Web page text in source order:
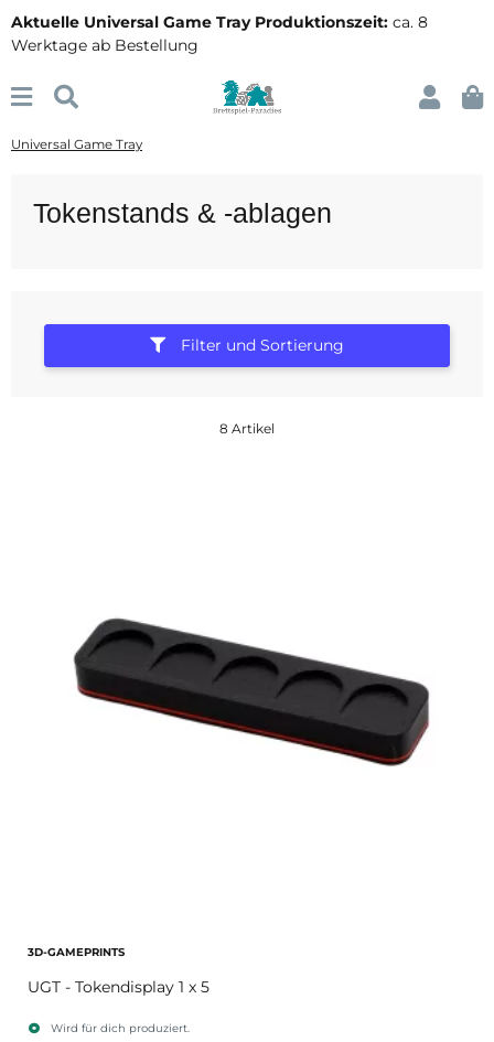
Aktuelle Universal Game Tray Produktionszeit: ca. 8
Werktage ab Bestellung
Universal Game Tray
Tokenstands & -ablagen
Filter und Sortierung
8 Artikel
3D-GAMEPRINTS
UGT - Tokendisplay 1 x 5
Wird für dich produziert.